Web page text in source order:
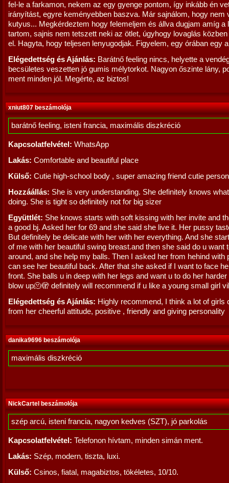
fel-le a farkamon, nekem az egy gyenge pontom, így inkább én
irányítást, egyre keményebben baszva. Már sajnálom, hogy nem
kutyus... Megkérdeztem hogy felemeljem és állva dugjam amíg a
tartom, sajnis nem tetszett neki az ötlet, úgyhogy lovaglás
el. Hagyta, hogy teljesen lenyugodjak. Figyelem, egy órában egy
Elégedettség és Ajánlás: Barátnő feeling nincs, helyette a
becsületes veszetten jó gumis mélytorkot. Nagyon őszinte lány,
ment minden jól. Megérte, az biztos!
xniut807 beszámolója
barátnő feeling, isteni francia, maximális diszkréció
Kapcsolatfelvétel: WhatsApp
Lakás: Comfortable and beautiful place
Külső: Cutie high-school body , super amazing friend cutie
Hozzáállás: She is very understanding. She definitely knows
doing. She is tight so definitely not for big sizer
Együttlét: She knows starts with soft kissing with her invite and
a good bj. Asked her for 69 and she said she live it. Her pussy
But definitely be delicate with her with her everything. And she
of me with her beautiful swing breast.and then she said do u want
around, and she help my balls. Then I asked her from hehind with
can see her beautiful back. After that she asked if I want to face
front. She balls u in deep with her legs and want u to do her harder
blow up🫠🫣 definitely will recommend if u like a young small girl
Elégedettség és Ajánlás: Highly recommend, I think a lot of girls
from her cheerful attitude, positive , friendly and giving personality
danika9696 beszámolója
maximális diszkréció
NickCartel beszámolója
szép arcú, isteni francia, nagyon kedves (SZT), jó parkolás
Kapcsolatfelvétel: Telefonon hívtam, minden simán ment.
Lakás: Szép, modern, tiszta, luxi.
Külső: Csinos, fiatal, magabiztos, tökéletes, 10/10.